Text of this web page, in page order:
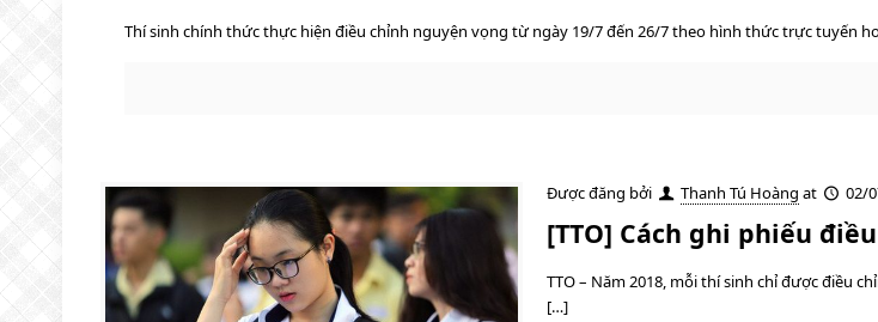
Thí sinh chính thức thực hiện điều chỉnh nguyện vọng từ ngày 19/7 đến 26/7 theo hình thức trực tuyến
Được đăng bởi Thanh Tú Hoàng at 02/
[TTO] Cách ghi phiếu
TTO – Năm 2018, mỗi thí sinh chỉ được điều
[…]